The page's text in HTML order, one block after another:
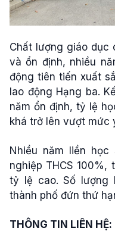
Chất lượng giáo
và ổn định, nhiều
động tiên tiến xuất
lao động Hạng ba.
năm ổn định, tỷ lệ
khá trở lên vượt mức
Nhiều năm liền
nghiệp THCS
tỷ lệ cao. Số lượng
thành phố đứn thứ
THÔNG TIN LIÊN HỆ: